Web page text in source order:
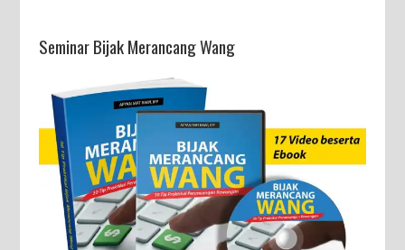
Seminar Bijak Merancang Wang